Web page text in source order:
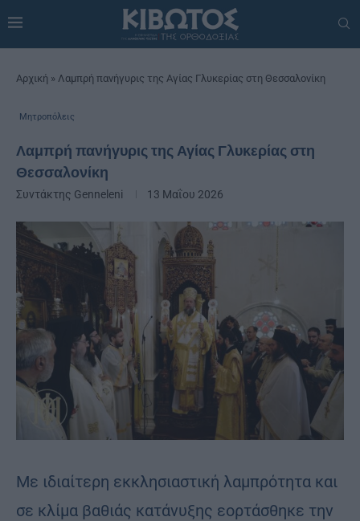
Αρχική » Λαμπρή πανήγυρις της Αγίας Γλυκερίας στη Θεσσαλονίκη
Μητροπόλεις
Λαμπρή πανήγυρις της Αγίας Γλυκερίας στη
Θεσσαλονίκη
Συντάκτης Genneleni 13 Μαΐου 2026
Με ιδιαίτερη εκκλησιαστική λαμπρότητα και
σε κλίμα βαθιάς κατάνυξης εορτάσθηκε την